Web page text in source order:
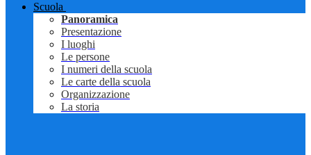
Scuola
Panoramica
Presentazione
I luoghi
Le persone
I numeri della scuola
Le carte della scuola
Organizzazione
La storia